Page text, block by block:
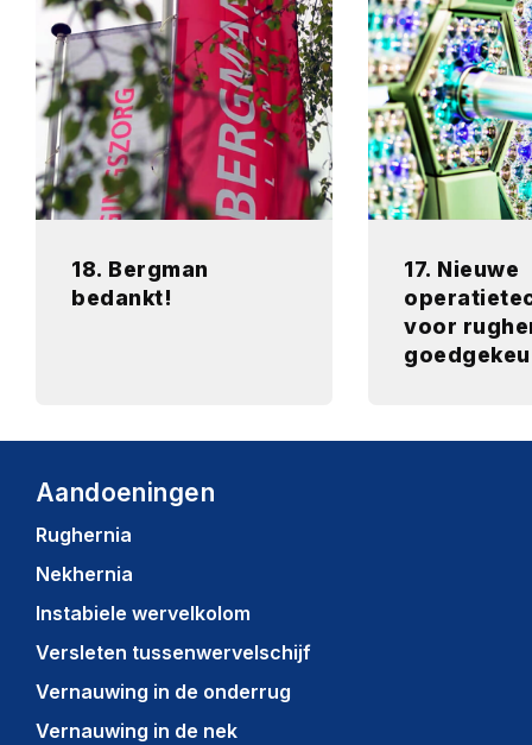
18. Bergman
bedankt!
17. Nieuwe
voor
Aandoeningen
Rughernia
Nekhernia
Instabiele wervelkolom
Versleten tussenwervelschijf
Vernauwing in de onderrug
Vernauwing in de nek